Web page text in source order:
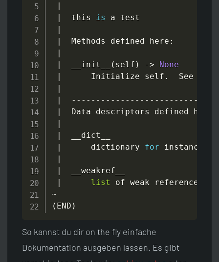
|
|
  this
is a test
|
|
  Methods defined here
:
|
|
  __init__
( self ) ->
None
|
      Initialize self
.
  See
|
|
- - - - - - - - - - - - - - - - - - - - - - - - - -
|
  Data descriptors defined here
|
|
  __dict__
|
      dictionary
for instance
|
|
  __weakref__
|
list of weak references
~
( END )
So kannst du dir on the fly einfache
Dokumentation ausgeben lassen. Es gibt